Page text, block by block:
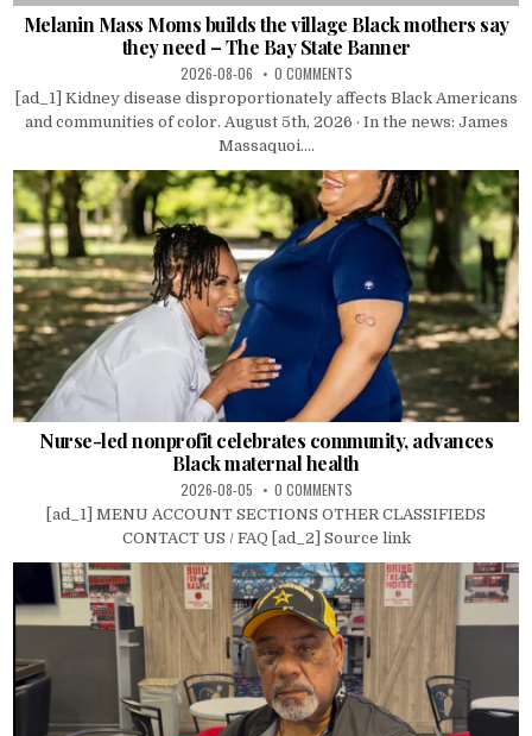
Melanin Mass Moms builds the village Black mothers say
they need – The Bay State Banner
2026-08-06 0 COMMENTS
[ad_1] Kidney disease disproportionately affects Black Americans
and communities of color. August 5th, 2026 · In the news: James
Massaquoi....
Nurse-led nonprofit celebrates community, advances
Black maternal health
2026-08-05 0 COMMENTS
[ad_1] MENU ACCOUNT SECTIONS OTHER CLASSIFIEDS
CONTACT US / FAQ [ad_2] Source link